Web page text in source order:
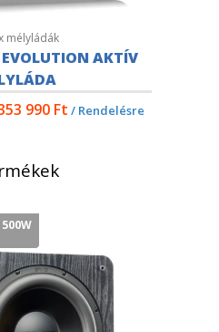
mélyládák
AKTÍV
990 Ft / Rendelésre
500W